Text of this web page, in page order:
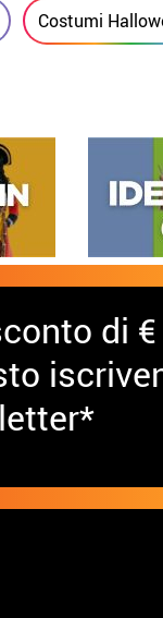
Costumi
di